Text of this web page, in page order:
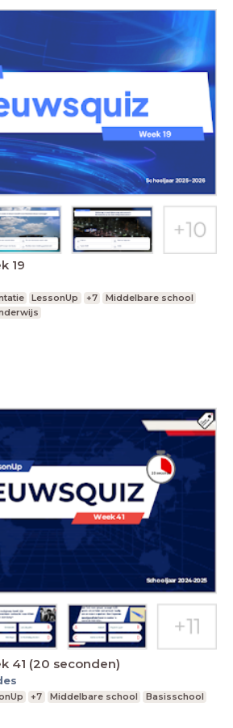
19
LessonUp +7
Middelbare school
41 (20 seconden)
+7 Middelbare school
Basisschool